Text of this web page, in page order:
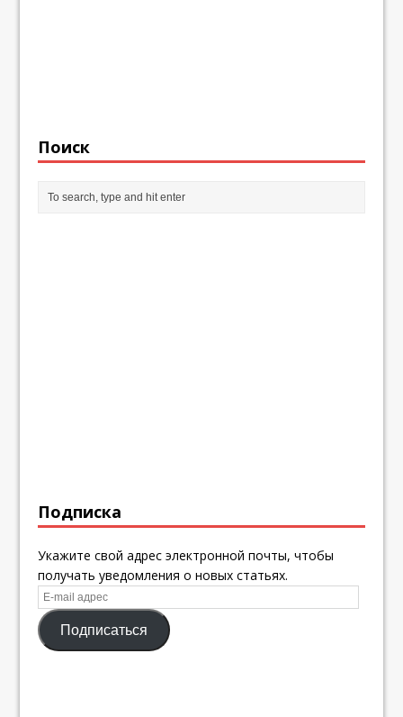
Поиск
Подписка
Укажите свой адрес электронной почты, чтобы
получать уведомления о новых статьях.
E-
mail
адресПодписаться